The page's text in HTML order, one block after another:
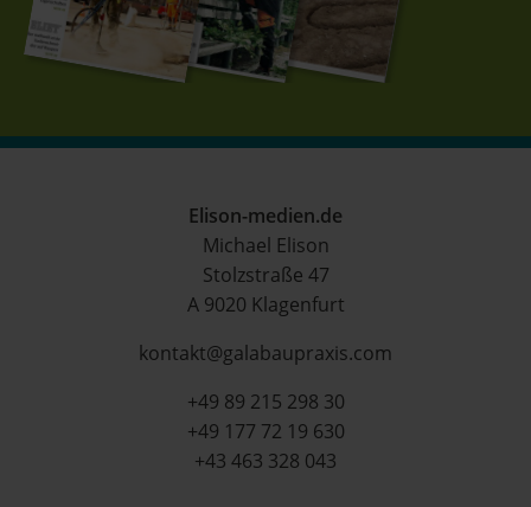
Elison-medien.de
Michael Elison
Stolzstraße 47
A 9020 Klagenfurt
kontakt@galabaupraxis.com
+49 89 215 298 30
+49 177 72 19 630
+43 463 328 043